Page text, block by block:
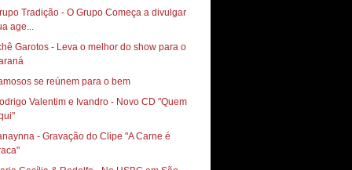
Tradição - O Grupo Começa a divulgar
age...
Garotos - Leva o melhor do show para o
se reúnem para o bem
Valentim e Ivandro - Novo CD "Quem
- Gravação do Clipe "A Carne é